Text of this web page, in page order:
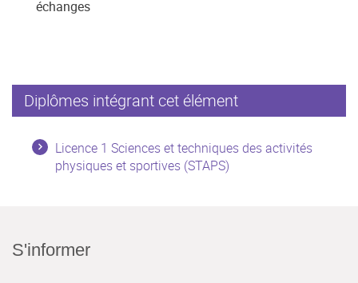
échanges
Diplômes intégrant cet élément
Licence 1 Sciences et techniques des activités
physiques et sportives (STAPS)
S'informer